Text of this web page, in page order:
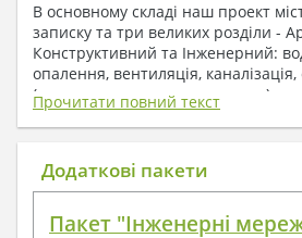
В основному складі наш проект
записку та три великих розділи -
Конструктивний та Інженерний:
опалення, вентиляція,
( купується за додаткову плату ).
1. До складу
входять:
План покрівлі
Прочитати повний текст
Додаткові пакети
Пакет "Інженерні